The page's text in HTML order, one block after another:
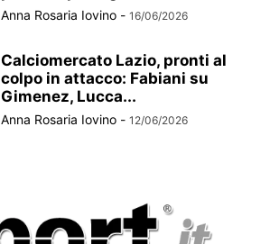
Anna Rosaria Iovino - 16/06/2026
Calciomercato Lazio, pronti al
colpo in attacco: Fabiani su
Gimenez, Lucca...
Anna Rosaria Iovino - 12/06/2026